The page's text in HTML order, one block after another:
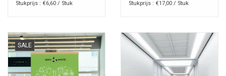
Stukprijs : €6,60 / Stuk Stukprijs : €17,00 / Stuk
SALE